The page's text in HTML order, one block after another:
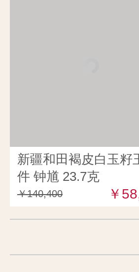
新疆和田褐皮白玉籽
件 钟馗 23.7克
￥140,400 ￥